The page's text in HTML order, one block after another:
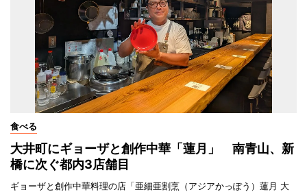
食べる
大井町にギョーザと創作中華「蓮月」 南青山、新
橋に次ぐ都内3店舗目
ギョーザと創作中華料理の店「亜細亜割烹（アジアかっぽう）蓮月 大